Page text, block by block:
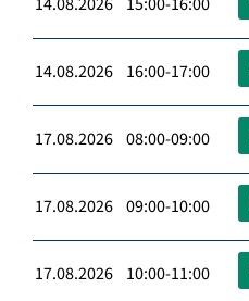
14.08.2026 16:00-17:00
17.08.2026 08:00-09:00
17.08.2026 09:00-10:00
17.08.2026 10:00-11:00